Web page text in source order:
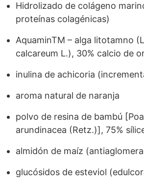
Hidrolizado de colágeno
proteínas colagénicas)
AquaminTM – alga litotamno
calcareum L.), 30% calcio de
inulina de achicoria
aroma natural de naranja
polvo de resina de bambú
arundinacea (Retz.)], 75%
almidón de maíz
glucósidos de esteviol